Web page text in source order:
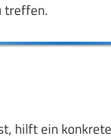
treffen.
hilft ein